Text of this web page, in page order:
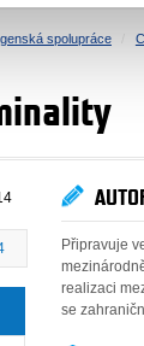
spolupráce
Připravuje
realizaci
se